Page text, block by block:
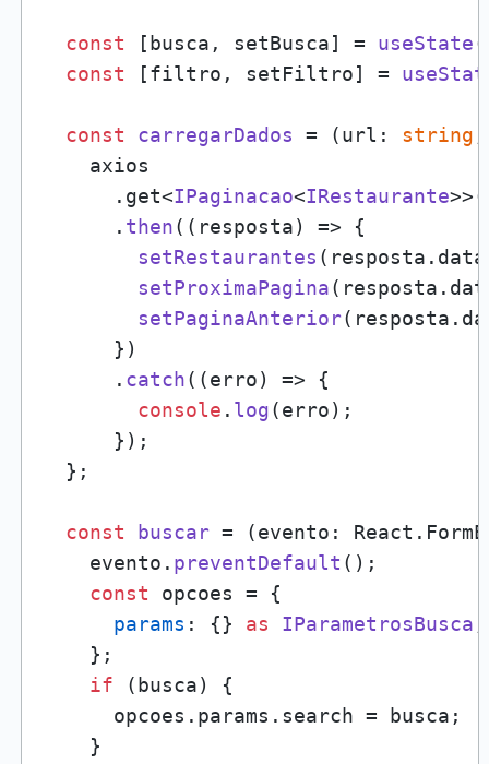
const [busca, setBusca] = useState(
const [filtro, setFiltro] =
const carregarDados = (url: string
    axios
      .
get<IPaginacao<IRestaurante
      .
then( ( resposta) => {
setRestaurantes (resposta. data
setProximaPagina(resposta.
setPaginaAnterior(resposta.
      })
      .
catch( (erro) => {
console . log(erro);
      });
  };
const buscar = (evento:
    evento.
preventDefault ();
const opcoes = {
params : {} as IParametrosBusca
    };
if (busca) {
      opcoes.
params . search = busca;
    }